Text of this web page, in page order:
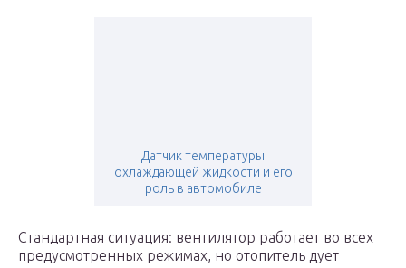
Датчик температуры
охлаждающей жидкости и его
роль в автомобиле
Стандартная ситуация: вентилятор работает во всех
предусмотренных режимах, но отопитель дует